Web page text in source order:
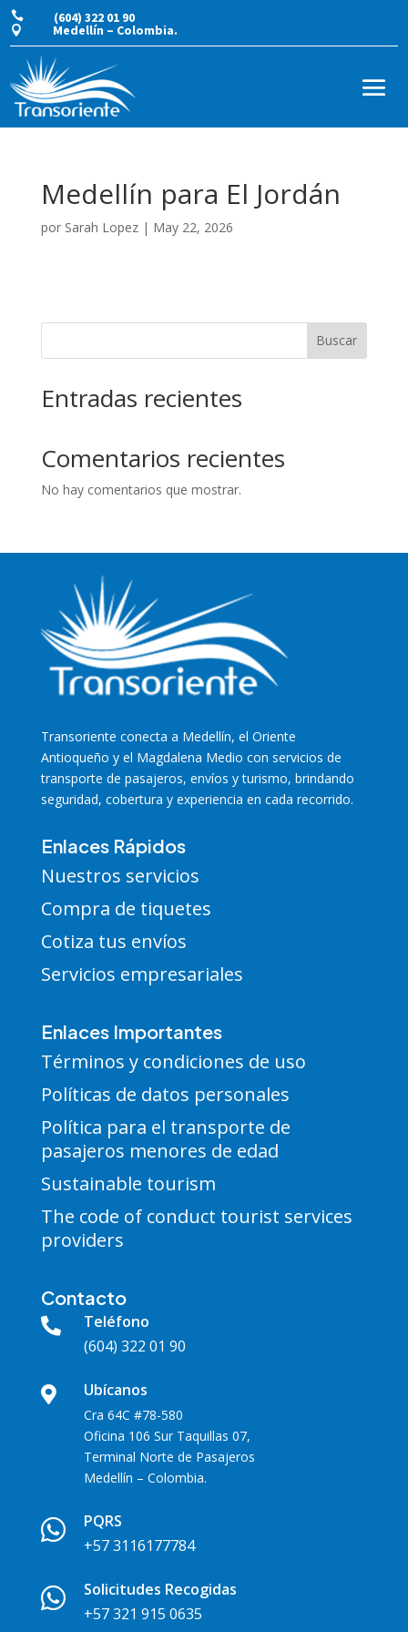
 (604) 322 01 90
 Medellín – Colombia.
Medellín para El Jordán
por Sarah Lopez| May 22, 2026
Buscar
Entradas recientes
Comentarios recientes
No hay comentarios que mostrar.
Transoriente conecta a Medellín, el Oriente
Antioqueño y el Magdalena Medio con servicios de
transporte de pasajeros, envíos y turismo, brindando
seguridad, cobertura y experiencia en cada recorrido.
Enlaces Rápidos
Nuestros servicios
Compra de tiquetes
Cotiza tus envíos
Servicios empresariales
Enlaces Importantes
Términos y condiciones de uso
Políticas de datos personales
Política para el transporte de
pasajeros menores de edad
Sustainable tourism
The code of conduct tourist services
providers
Contacto

Teléfono
(604) 322 01 90
 Ubícanos
Cra 64C #78-580
Oficina 106 Sur Taquillas 07,
Terminal Norte de Pasajeros
Medellín – Colombia.

PQRS
+57 3116177784

Solicitudes Recogidas
+57 321 915 0635